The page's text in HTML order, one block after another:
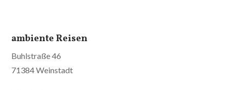
ambiente Reisen
Buhlstraße 46
71384 Weinstadt